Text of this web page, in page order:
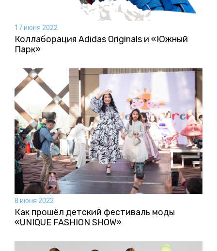
17 июня 2022
Коллаборация Аdidas Originals и «Южный
Парк»
8 июня 2022
Как прошёл детский фестиваль моды
«UNIQUE FASHION SHOW»